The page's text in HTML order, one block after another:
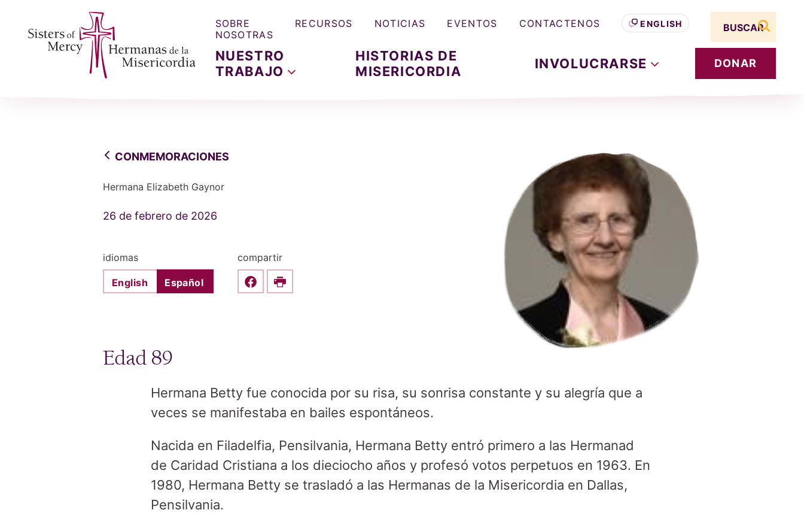
NUESTRO
TRABAJO
HISTORIAS DE
MISERICORDIA
INVOLUCRARSE DONAR
SOBRE
NOSOTRAS
RECURSOS NOTICIAS EVENTOS CONTACTENOS ENGLISH
Search term
buscar
CONMEMORACIONES
Hermana Elizabeth Gaynor
26 de febrero de 2026
idiomas
English Español
compartir
Share this on Facebook
Print
Edad 89
Hermana Betty fue conocida por su risa, su sonrisa constante y su alegría que a
veces se manifestaba en bailes espontáneos.
Nacida en Filadelfia, Pensilvania, Hermana Betty entró primero a las Hermanad
de Caridad Cristiana a los dieciocho años y profesó votos perpetuos en 1963. En
1980, Hermana Betty se trasladó a las Hermanas de la Misericordia en Dallas,
Pensilvania.